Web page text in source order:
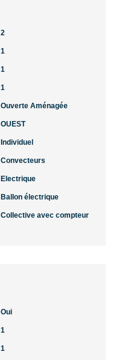
2
1
1
1
Ouverte Aménagée
OUEST
Individuel
Convecteurs
Electrique
Ballon électrique
Collective avec compteur
Oui
1
1